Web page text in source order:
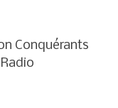
Conquérants